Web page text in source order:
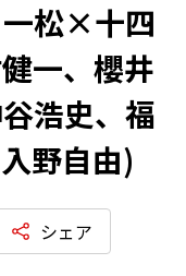
松×十四
一、櫻井
浩史、福
野自由)
シェア